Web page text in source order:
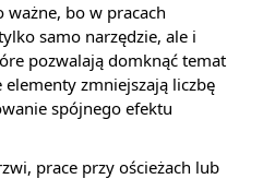
ważne, bo w pracach
samo narzędzie, ale i
pozwalają domknąć temat
zmniejszają liczbę
spójnego efektu
prace przy ościeżach lub